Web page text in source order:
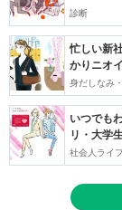
診断
忙しい新
かりニオ
身だしなみ
いつでも
リ・大学
社会人ライフ